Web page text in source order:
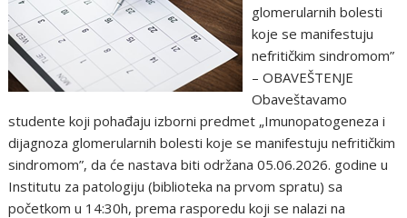
glomerularnih bolesti
koje se manifestuju
nefritičkim sindromom”
– OBAVEŠTENJE
Obaveštavamo
studente koji pohađaju izborni predmet „Imunopatogeneza i
dijagnoza glomerularnih bolesti koje se manifestuju nefritičkim
sindromom”, da će nastava biti održana 05.06.2026. godine u
Institutu za patologiju (biblioteka na prvom spratu) sa
početkom u 14:30h, prema rasporedu koji se nalazi na